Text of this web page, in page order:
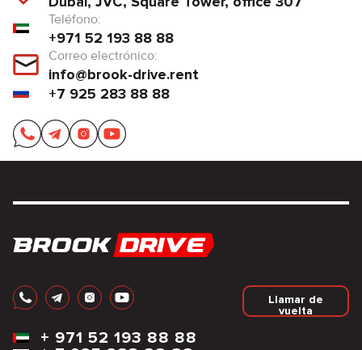
Teléfono:
+971 52 193 88 88
Correo electrónico:
info@brook-drive.rent
+7 925 283 88 88
Llamar de
vuelta
+ 971 52 193 88 88